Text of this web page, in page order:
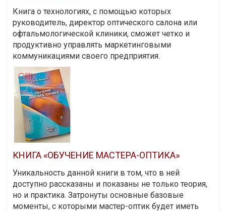
Книга о технологиях, с помощью которых
руководитель, директор оптического салона или
офтальмологической клиники, сможет четко и
продуктивно управлять маркетинговыми
коммуникациями своего предприятия.
КНИГА «ОБУЧЕНИЕ МАСТЕРА-ОПТИКА»
Уникальность данной книги в том, что в ней
доступно рассказаны и показаны не только теория,
но и практика. Затронуты основные базовые
моменты, с которыми мастер-оптик будет иметь